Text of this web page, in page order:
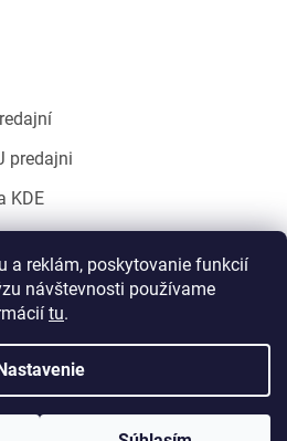
a reklám, poskytovanie funkcií
návštevnosti používame
tu.
predajni
KDE
s.r.o.